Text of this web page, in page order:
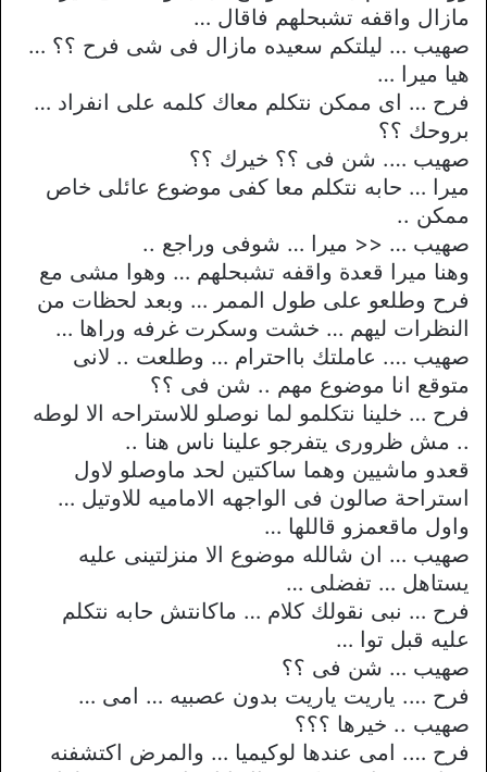
مازال واقفه تشبحلهم فاقال …
صهيب … ليلتكم سعيده مازال فى شى فرح ؟؟ …
هيا ميرا …
فرح … اى ممكن نتكلم معاك كلمه على انفراد …
بروحك ؟؟
صهيب …. شن فى ؟؟ خيرك ؟؟
ميرا … حابه نتكلم معا كفى موضوع عائلى خاص
ممكن ..
صهيب … << ميرا … شوفى وراجع ..
وهنا ميرا قعدة واقفه تشبحلهم … وهوا مشى مع
فرح وطلعو على طول الممر … وبعد لحظات من
النظرات ليهم … خشت وسكرت غرفه وراها …
صهيب …. عاملتك بااحترام … وطلعت .. لانى
متوقع انا موضوع مهم .. شن فى ؟؟
فرح … خلينا نتكلمو لما نوصلو للاستراحه الا لوطه
.. مش ظرورى يتفرجو علينا ناس هنا ..
قعدو ماشيين وهما ساكتين لحد ماوصلو لاول
استراحة صالون فى الواجهه الاماميه للاوتيل …
واول ماقعمزو قاللها …
صهيب … ان شالله موضوع الا منزلتينى عليه
يستاهل … تفضلى …
فرح … نبى نقولك كلام … ماكانتش حابه نتكلم
عليه قبل توا …
صهيب … شن فى ؟؟
فرح …. ياريت ياريت بدون عصبيه … امى …
صهيب .. خيرها ؟؟؟
فرح …. امى عندها لوكيميا … والمرض اكتشفنه